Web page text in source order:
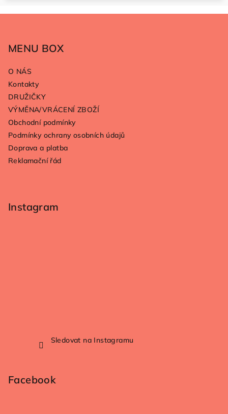
MENU BOX
O NÁS
Kontakty
DRUŽIČKY
VÝMĚNA/VRÁCENÍ ZBOŽÍ
Obchodní podmínky
Podmínky ochrany osobních údajů
Doprava a platba
Reklamační řád
Instagram
Sledovat na Instagramu
Facebook